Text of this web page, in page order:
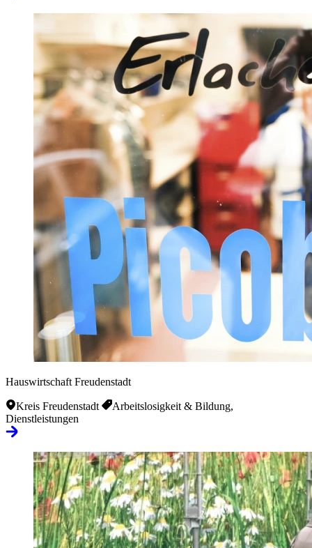
Hauswirtschaft Freudenstadt
Kreis Freudenstadt
Arbeitslosigkeit & Bildung,
Dienstleistungen